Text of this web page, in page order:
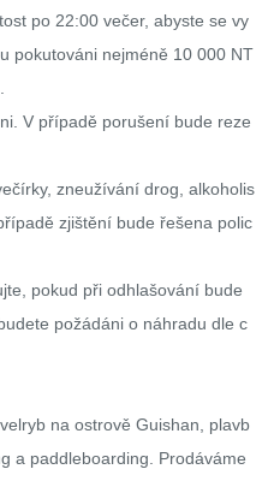
po 22:00 večer, abyste se vy
pokutováni nejméně 10 000 NT
V případě porušení bude reze
zneužívání drog, alkoholis
zjištění bude řešena polic
pokud při odhlašování bude
požádáni o náhradu dle c
na ostrově Guishan, plavb
a paddleboarding. Prodáváme